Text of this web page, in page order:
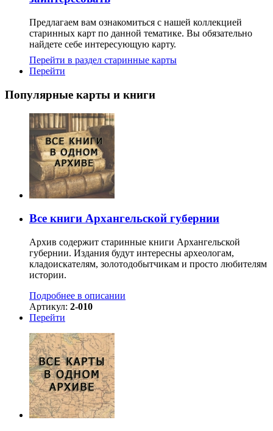
Предлагаем вам ознакомиться с нашей коллекцией
старинных карт по данной тематике. Вы обязательно
найдете себе интересующую карту.
Перейти в раздел старинные карты
Перейти
Популярные карты и книги
Все книги Архангельской губернии
Архив содержит старинные книги Архангельской
губернии. Издания будут интересны археологам,
кладоискателям, золотодобытчикам и просто любителям
истории.
Подробнее в описании
Артикул: 2-010
Перейти